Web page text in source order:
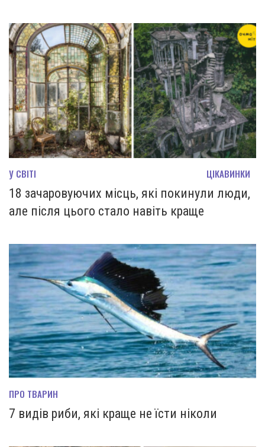
У СВІТІ ЦІКАВИНКИ
18 зачаровуючих місць, які покинули люди,
але після цього стало навіть краще
ПРО ТВАРИН
7 видів риби, які краще не їсти ніколи